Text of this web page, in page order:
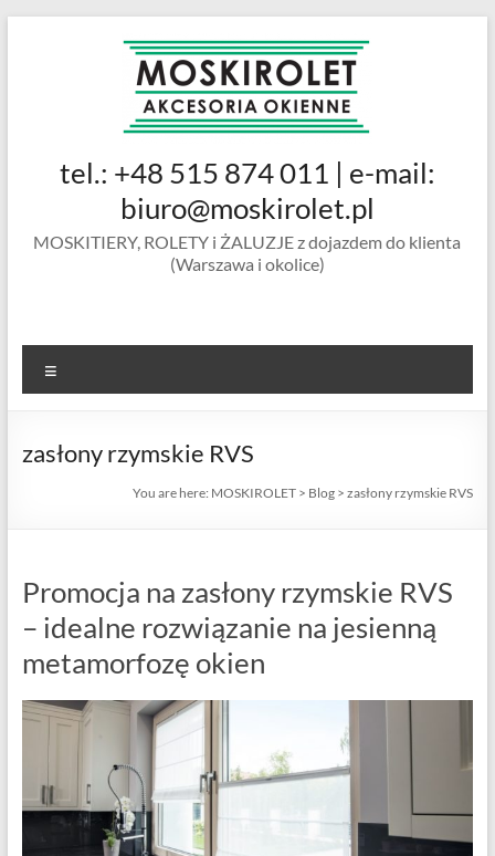
MOSKIROLET
siatki na
okienne |
ramkowe i
drzwiowe
tel.: +48 515 874 011 | e-mail:
biuro@moskirolet.pl
MOSKITIERY, ROLETY i ŻALUZJE z dojazdem do klienta
(Warszawa i okolice)
zasłony rzymskie RVS
You are here: MOSKIROLET > Blog >zasłony rzymskie RVS
Promocja na zasłony rzymskie RVS
– idealne rozwiązanie na jesienną
metamorfozę okien